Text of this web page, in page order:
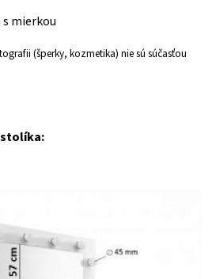
mierkou
(šperky, kozmetika) nie sú súčasťou